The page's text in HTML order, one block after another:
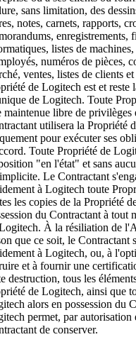
sans limitation, des
notes, carnets, rapports,
enregistrements,
listes de
numéros de pièces,
ventes, listes de clients
de Logitech est et reste
de Logitech. Toute
maintenue libre de privilèges
utilisera la Propriété
pour exécuter ses
Toute Propriété de
"en l'état" et sans
Le Contractant
à Logitech toute
les copies de la Propriété
du Contractant à tout
À la résiliation de
que ce soit, le Contractant
à Logitech, ou, à
et à fournir une
destruction, tous les
de Logitech, ainsi que
alors en possession du
permet, par autorisation
de conserver.